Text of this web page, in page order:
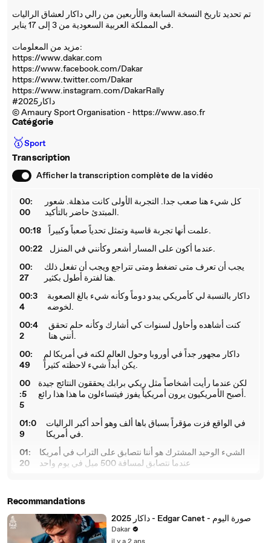
تم تحديد تاريخ النسخة السابعة والأربعين من رالي داكار لعشاق الراليات
في المملكة العربية السعودية من 3 إلى 17 يناير.
مزيد من المعلومات:
https://www.dakar.com
https://www.facebook.com/Dakar
https://www.twitter.com/Dakar
https://www.instagram.com/DakarRally
#داكار2025
© Amaury Sport Organisation - https://www.aso.fr
Catégorie
🥇Sport
Transcription
Afficher la transcription complète de la vidéo
00:
00
كل شيء هنا صعب جدا. التجربة الأولى كانت مذهلة. شعور
المبتدئ حاضر بالتأكيد.
00:18
علمت أنها تجربة قاسية وتمثل تحدياً صعباً وكبيراً.
00:22
عندما أكون على المسار أشعر وكأنني في المنزل.
00:
27
يجب أن تعرف متى تضغط ومتى تتراجع ويجب أن تفعل ذلك
هنا لفترة أطول بكثير.
00:3
4
داكار بالنسبة لي كأمريكي يبدو دوماً وكأنه شيء بالغ الصعوبة
لخوضه.
00:4
2
كنت أشاهده وأحاول لسنوات كي أشارك وكأنه حلم تحقق
أنني هنا.
00:
49
داكار مجهور جداً في أوروبا وحول العالم لكنه في أمريكا لم
يكن أبداً شيء لاحظته كثيراً.
00
:5
5
لكن عندما رأيت أشخاصاً مثل ريكي برابك يحققون النتائج جيدة
أصبح الأمريكيون يرون أمريكياً يفوز فيتساءلون ما هذا هذا رائع.
01:0
9
في الواقع فزت مؤقراً بسباق باها ألف وهو أحد أكبر الراليات
في أمريكا.
01:
20
الشيء الوحيد المشترك هو أننا نتصابق على التراب في أمريكا
عندما نتصابق لمسافة 500 ميل في يوم واحد
6
بالكامل.
الكثير من المنافسات التي كنا نقوم بها في أمريكا كانت قصيرة
حيث تضغط بأقصى سرعة ممكنة ولكن مع كثير من التآكل ويجب
Recommandations
داكار 2025 - Edgar Canet - صورة اليوم
Dakar